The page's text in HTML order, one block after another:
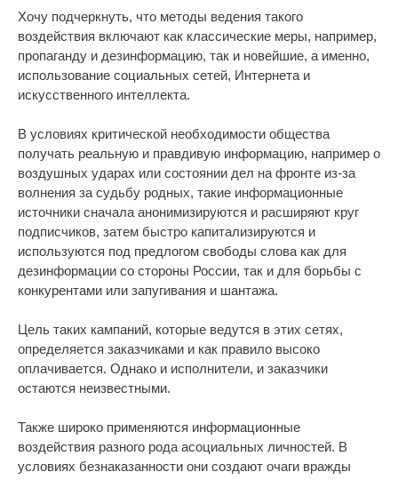
Хочу подчеркнуть, что методы ведения такого
воздействия включают как классические меры, например,
пропаганду и дезинформацию, так и новейшие, а именно,
использование социальных сетей, Интернета и
искусственного интеллекта.
В условиях критической необходимости общества
получать реальную и правдивую информацию, например о
воздушных ударах или состоянии дел на фронте из-за
волнения за судьбу родных, такие информационные
источники сначала анонимизируются и расширяют круг
подписчиков, затем быстро капитализируются и
используются под предлогом свободы слова как для
дезинформации со стороны России, так и для борьбы с
конкурентами или запугивания и шантажа.
Цель таких кампаний, которые ведутся в этих сетях,
определяется заказчиками и как правило высоко
оплачивается. Однако и исполнители, и заказчики
остаются неизвестными.
Также широко применяются информационные
воздействия разного рода асоциальных личностей. В
условиях безнаказанности они создают очаги вражды